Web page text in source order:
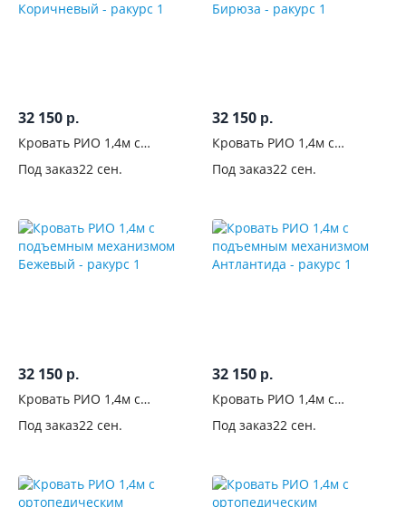
32 150 р.
Кровать РИО 1,4м с
Коричневый
Под заказ22 сен.
32 150 р.
Кровать РИО 1,4м с
Бирюза
Под заказ22 сен.
32 150 р.
Кровать РИО 1,4м с
Бежевый
Под заказ22 сен.
32 150 р.
Кровать РИО 1,4м с
Антлантида
Под заказ22 сен.